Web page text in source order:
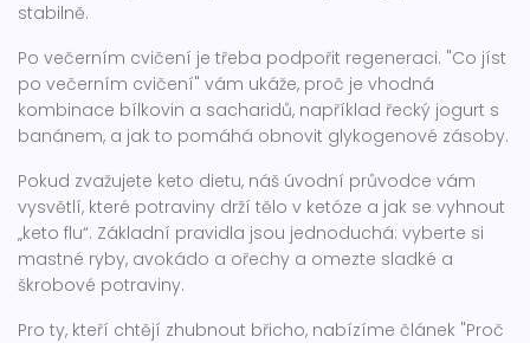
stabilně.
Po večerním cvičení je třeba podpořit regeneraci. "Co jíst
po večerním cvičení" vám ukáže, proč je vhodná
kombinace bílkovin a sacharidů, například řecký jogurt s
banánem, a jak to pomáhá obnovit glykogenové zásoby.
Pokud zvažujete keto dietu, náš úvodní průvodce vám
vysvětlí, které potraviny drží tělo v ketóze a jak se vyhnout
„keto flu“. Základní pravidla jsou jednoduchá: vyberte si
mastné ryby, avokádo a ořechy a omezte sladké a
škrobové potraviny.
Pro ty, kteří chtějí zhubnout břicho, nabízíme článek "Proč